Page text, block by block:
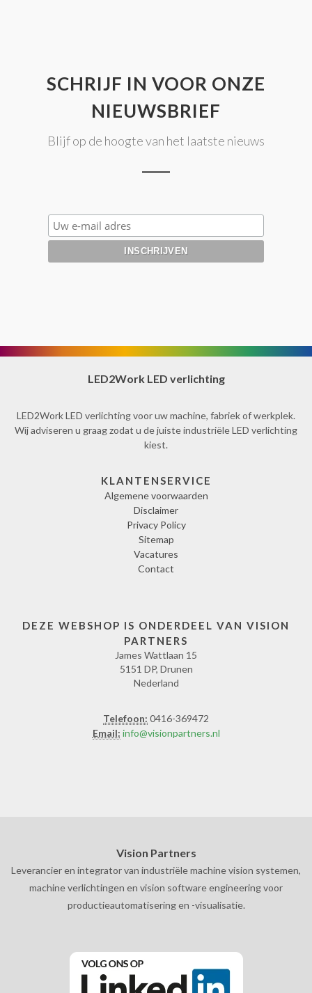
SCHRIJF IN VOOR ONZE
NIEUWSBRIEF
Blijf op de hoogte van het laatste nieuws
LED2Work LED verlichting
LED2Work LED verlichting voor uw machine, fabriek of werkplek.
Wij adviseren u graag zodat u de juiste industriële LED verlichting
kiest.
KLANTENSERVICE
Algemene voorwaarden
Disclaimer
Privacy Policy
Sitemap
Vacatures
Contact
DEZE WEBSHOP IS ONDERDEEL VAN VISION
PARTNERS
James Wattlaan 15
5151 DP, Drunen
Nederland
Telefoon: 0416-369472
Email: info@visionpartners.nl
Vision Partners
Leverancier en integrator van industriële machine vision systemen,
machine verlichtingen en vision software engineering voor
productieautomatisering en -visualisatie.